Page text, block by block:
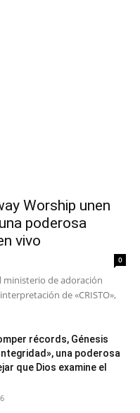
Worship unen
poderosa
vivo
0
ministerio de adoración
de «CRISTO»,
récords, Génesis
una poderosa
que Dios examine el